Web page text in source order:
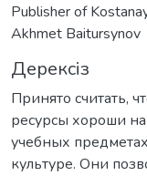
Publisher of
Akhmet Baitursynov
Дерексіз
Принято считать,
ресурсы хороши
учебных
культуре. Они